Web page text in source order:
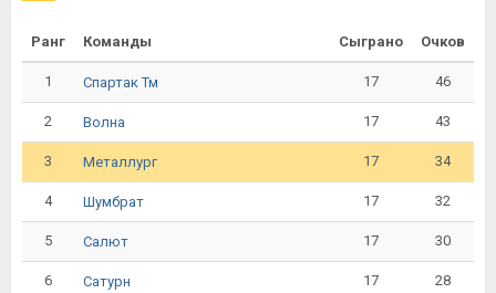
Ранг Команды Сыграно Очков
1 Спартак Тм 17 46
2 Волна 17 43
3 Металлург 17 34
4 Шумбрат 17 32
5 Салют 17 30
6 Сатурн 17 28